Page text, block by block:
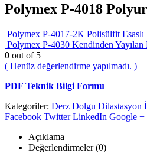
Polymex P-4018
Polymex P-4017-2K Polisülfit
Polymex P-4030 Kendinden
0 out of 5
( Henüz değerlendirme yapılmadı. )
PDF Teknik Bilgi Formu
Kategoriler: Derz Dolgu Dilastasyon
Facebook Twitter LinkedIn Google +
Açıklama
Değerlendirmeler (0)